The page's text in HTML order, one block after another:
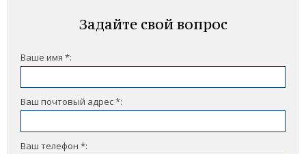
Задайте свой вопрос
Ваше имя *:
Ваш почтовый адрес *:
Ваш телефон *: